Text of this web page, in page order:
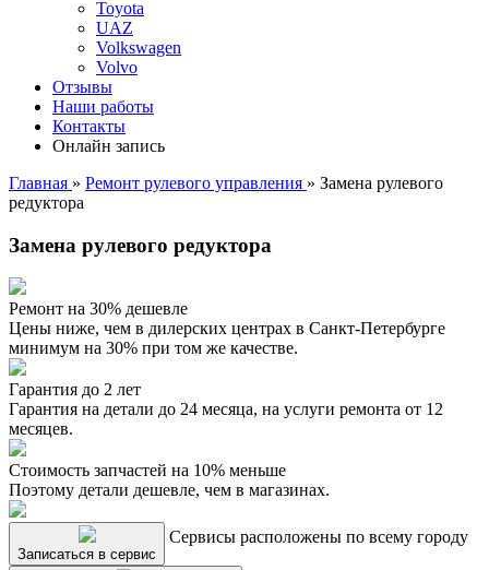
Toyota
UAZ
Volkswagen
Volvo
Отзывы
Наши работы
Контакты
Онлайн запись
Главная » Ремонт рулевого управления » Замена рулевого
редуктора
Замена рулевого редуктора
Ремонт на 30% дешевле
Цены ниже, чем в дилерских центрах в Санкт-Петербурге
минимум на 30% при том же качестве.
Гарантия до 2 лет
Гарантия на детали до 24 месяца, на услуги ремонта от 12
месяцев.
Стоимость запчастей на 10% меньше
Поэтому детали дешевле, чем в магазинах.
Записаться в сервис
Сервисы расположены по всему городу